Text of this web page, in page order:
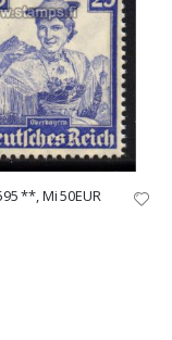
**, Mi 50EUR